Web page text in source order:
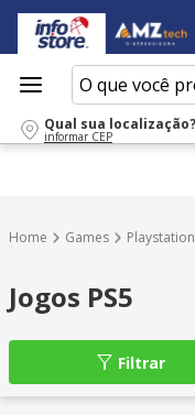
O que você
Qual sua localização?
informar CEP
Games
Jogos PS5
Filtrar